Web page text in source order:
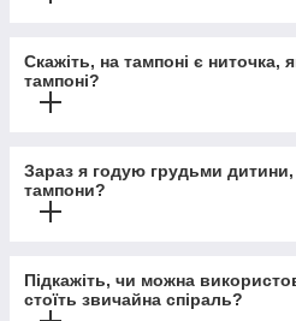
Скажіть, на тампоні є ниточка,
тампоні?
Зараз я годую грудьми
тампони?
Підкажіть, чи можна
стоїть звичайна спіраль?